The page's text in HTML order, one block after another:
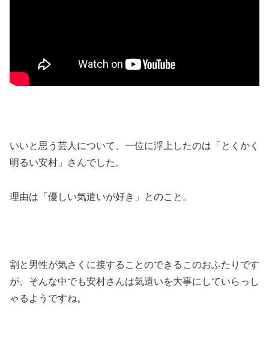
いいと思う芸人について、一位に浮上したのは「とくかく
明るい安村」さんでした。
理由は「優しい気遣いが好き」とのこと。
割と男性が気さくに接することのできるこのおふたりです
が、そんな中でも安村さんは気遣いを大事にしていらっし
ゃるようですね。